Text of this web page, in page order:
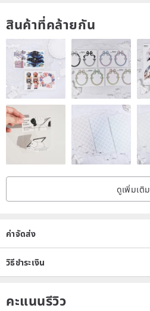
Origin / manufacturing methods
Taiwan
สินค้าที่คล้ายกัน
ดูเพิ่มเติม
ค่าจัดส่ง
วิธีชำระเงิน
คะแนนรีวิว